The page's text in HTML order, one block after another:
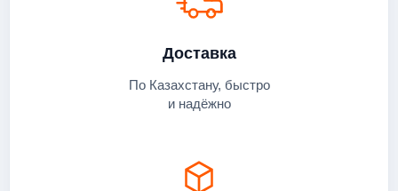
Доставка
По Казахстану, быстро
и надёжно